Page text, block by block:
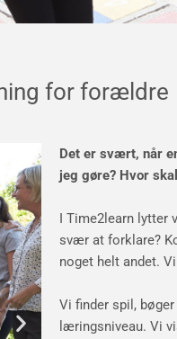
for forældre
Det er svært, når
jeg gøre? Hvor
I Time2learn
svær at forklare?
noget helt andet.
Vi finder spil,
læringsniveau. Vi